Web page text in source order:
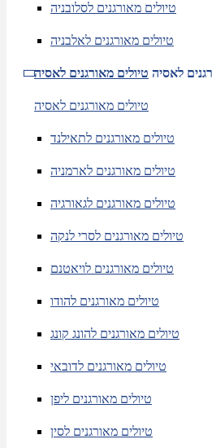
טיולים מאורגנים לסלובניה
טיולים מאורגנים לאלבניה
לאסיה טיולים מאורגנים לאסיה
טיולים מאורגנים לאסיה
טיולים מאורגנים לתאילנד
טיולים מאורגנים לארמניה
טיולים מאורגנים לגאורגיה
טיולים מאורגנים לסרי לנקה
טיולים מאורגנים לויאטנם
טיולים מאורגנים להודו
טיולים מאורגנים להונג קונג
טיולים מאורגנים לדובאי
טיולים מאורגנים ליפן
טיולים מאורגנים לסין